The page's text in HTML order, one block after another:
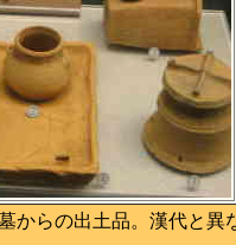
からの出土品。漢代と